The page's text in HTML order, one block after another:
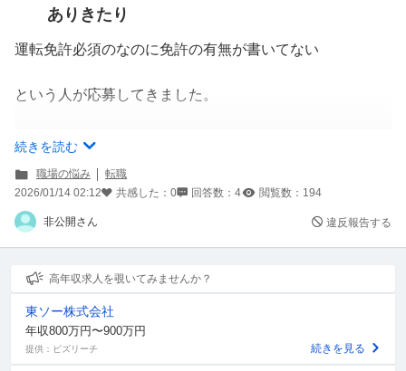
ありきたり
運転免許必須のなのに免許の有無が書いてない
という人が応募してきました。
ド田舎で免許を持ってないというのはほぼ考えられないく
通勤時間が書かれているのですが、どう見ても車は持って
るとしか考えられません。
それなのに資格の欄に書かれていない。
自己PRも一切なしのため、どのようなスキルがあるのか
も分からず、前職の仕事内容もあっさりのため、正直「こ
の人は一体何をしにうちへ？」状態です。
ただ志望動機には「前職で身に着けたスキルを活かせる」
と書いてるので、であなたのスキルは一体何なのでしょう
か？とハテナが付きまくり。
続きを読む
職場の悩み
転職
2026/01/14 02:12
共感した： 0 回答数： 4 閲覧数： 194
非公開さん 違反報告する
高年収求人を覗いてみませんか？
東ソー株式会社
年収800万円〜900万円
提供：ビズリーチ 続きを見る